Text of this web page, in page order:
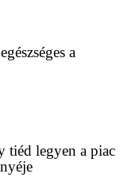
a
tiéd legyen a piac